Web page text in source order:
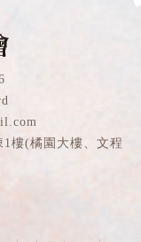
樓(橘園大樓、文程